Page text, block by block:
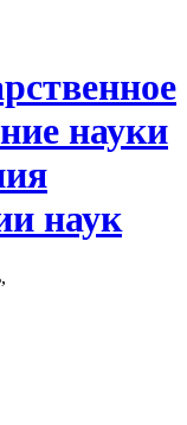
науки
наук